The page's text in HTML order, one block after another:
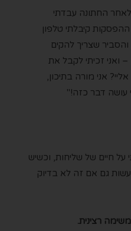
החתונה עבדתי
קיבלתי טלפון
שצריך להקים
– ואני זכיתי לקבל את
אני מורה בתיכון,
עושה דבר כזה!"
על חיים של שליחות, וכשיש
גם אם זה לא בדיוק
רצינית.